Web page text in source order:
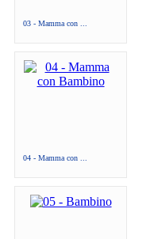
03 - Mamma con ...
04 - Mamma con ...